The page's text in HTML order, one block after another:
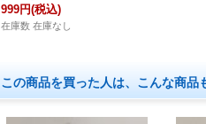
999円(税込)
在庫数 在庫なし
この商品を買った人は、こんな商品